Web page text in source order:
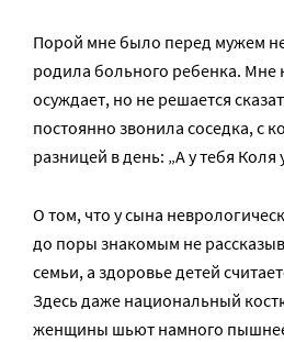
Порой мне было перед мужем
родила больного ребенка. Мне
осуждает, но не решается
постоянно звонила соседка, с
разницей в день: „А у тебя Коля
О том, что у сына
до поры знакомым не
семьи, а здоровье детей
Здесь даже национальный
женщины шьют намного